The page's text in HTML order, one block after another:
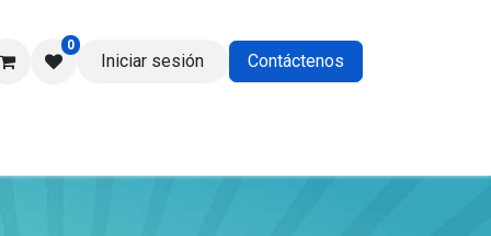
0
Iniciar sesión Contáctenos